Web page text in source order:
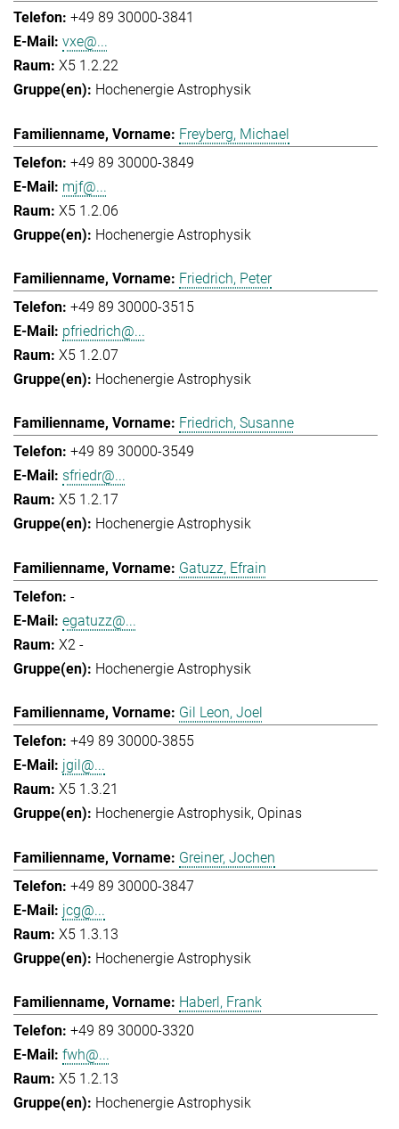
+49 89 30000-3841
vxe@...
X5 1.2.22
Hochenergie Astrophysik
Freyberg, Michael
+49 89 30000-3849
mjf@...
X5 1.2.06
Hochenergie Astrophysik
Friedrich, Peter
+49 89 30000-3515
pfriedrich@...
X5 1.2.07
Hochenergie Astrophysik
Friedrich, Susanne
+49 89 30000-3549
sfriedr@...
X5 1.2.17
Hochenergie Astrophysik
Gatuzz, Efrain
-
egatuzz@...
X2 -
Hochenergie Astrophysik
Gil Leon, Joel
+49 89 30000-3855
jgil@...
X5 1.3.21
Hochenergie Astrophysik Opinas
Greiner, Jochen
+49 89 30000-3847
jcg@...
X5 1.3.13
Hochenergie Astrophysik
Haberl, Frank
+49 89 30000-3320
fwh@...
X5 1.2.13
Hochenergie Astrophysik